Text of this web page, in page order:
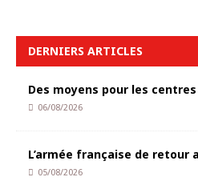
DERNIERS ARTICLES
Des moyens pour les
06/08/2026
L’armée française de retour
05/08/2026